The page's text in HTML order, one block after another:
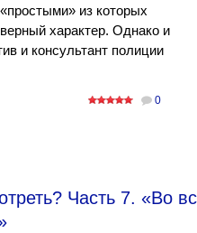
из которых
характер. Однако и
и консультант полиции
0
Часть 7. «Во